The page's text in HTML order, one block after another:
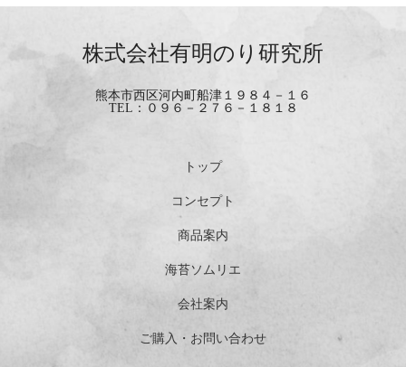
株式会社有明のり研究所
熊本市西区河内町船津１９８４－１６
TEL：０９６－２７６－１８１８
トップ
コンセプト
商品案内
海苔ソムリエ
会社案内
ご購入・お問い合わせ